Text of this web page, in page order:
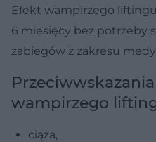
Efekt wampirzego
6 miesięcy bez potrzeby
zabiegów z zakresu
wampirzego
ciąża,